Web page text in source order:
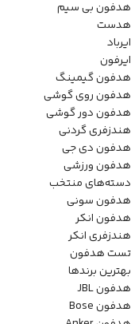
هدفون بی سیم
هدست
ایرباد
ایرفون
هدفون گیمینگ
هدفون روی گوشی
هدفون دور گوشی
هندزفری گردنی
هدفون دی جی
هدفون ورزشی
دسته‌های منتخب
هدفون سونی
هدفون انکر
هندزفری انکر
تست هدفون
بهترین برندها
هدفون JBL
هدفون Bose